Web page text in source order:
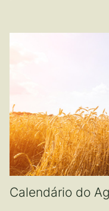
Calendário do